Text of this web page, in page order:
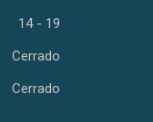
14 - 19
Cerrado
Cerrado